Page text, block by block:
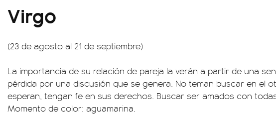
Virgo
(23 de agosto al 21 de septiembre)
La importancia de su relación de pareja la verán a partir de una
pérdida por una discusión que se genera. No teman buscar en el
esperan, tengan fe en sus derechos. Buscar ser amados con
Momento de color: aguamarina.